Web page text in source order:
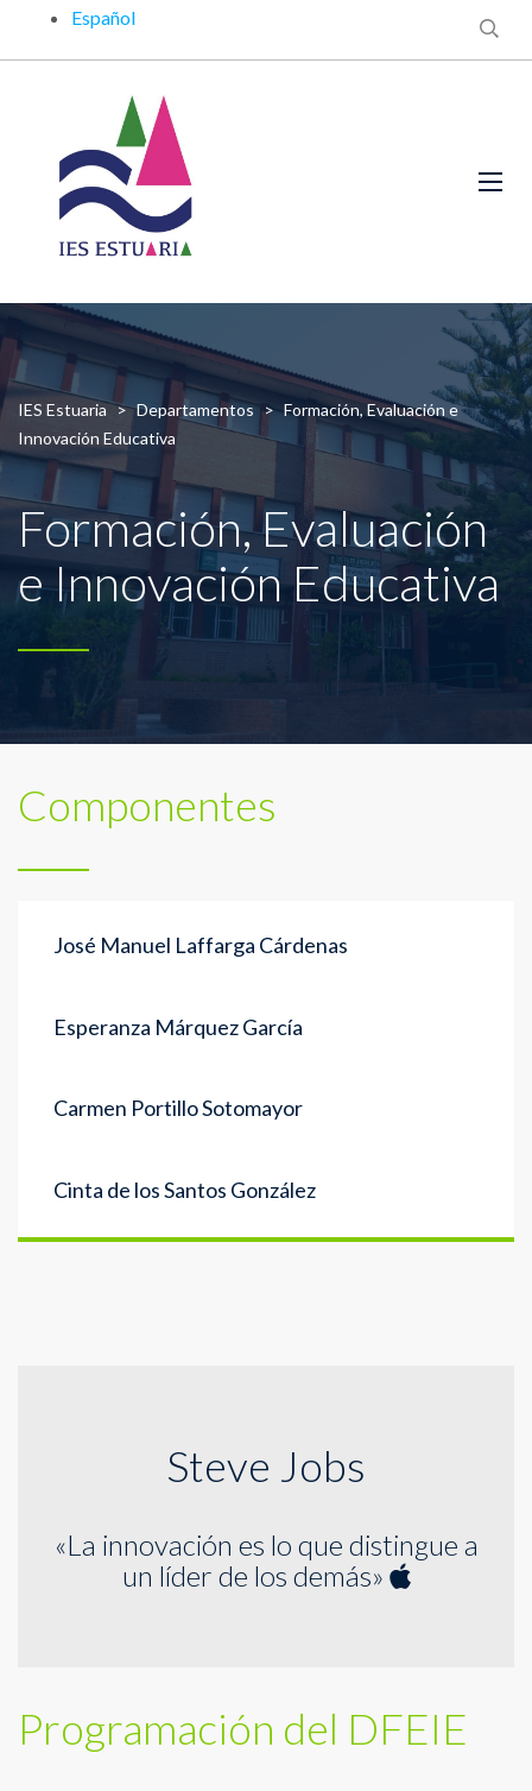
Español
IES Estuaria > Departamentos > Formación, Evaluación e
Innovación Educativa
Formación, Evaluación
e Innovación Educativa
Componentes
José Manuel Laffarga Cárdenas
Esperanza Márquez García
Carmen Portillo Sotomayor
Cinta de los Santos González
Steve Jobs
«La innovación es lo que distingue a
un líder de los demás»
Programación del DFEIE